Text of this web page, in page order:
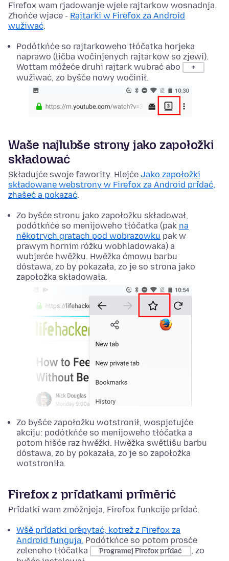
Firefox wam rjadowanje wjele rajtarkow wosnadnja.
Zhońće wjace - Rajtarki w Firefox za Android
wužiwać.
Podótkńće so rajtarkoweho tłóčatka horjeka
naprawo (ličba wočinjenych rajtarkow so zjewi).
Wottam móžeće druhi rajtark wubrać abo
+
wužiwać, zo byšće nowy wočinił.
Waše najlubše strony jako zapołožki
składować
Składujće swoje fawority. Hlejće Jako zapołožki
składowane webstrony w Firefox za Android přidać,
zhašeć a pokazać.
Zo byšće stronu jako zapołožku składował,
podótkńće so menijoweho tłóčatka (pak na
někotrych gratach pod wobrazowku pak w
prawym hornim róžku wobhladowaka) a
wubjerće hwěžku. Hwěžka ćmowu barbu
dóstawa, zo by pokazała, zo je so strona jako
zapołožka składowała.
Zo byšće zapołožku wotstronił, wospjetujće
akciju: podótkńće so menijoweho tłóčatka a
potom hišće raz hwěžki. Hwěžka swětlišu barbu
dóstawa, zo by pokazała, zo je so zapołožka
wotstroniła.
Firefox z přidatkami přiměrić
Přidatki wam zmóžnjeja, Firefox funkcije přidać.
Wšě přidatki přepytać, kotrež z Firefox za
Android funguja. Podótkńce so potom prosće
zeleneho tłóčatka
Programej Firefox přidać
, zo